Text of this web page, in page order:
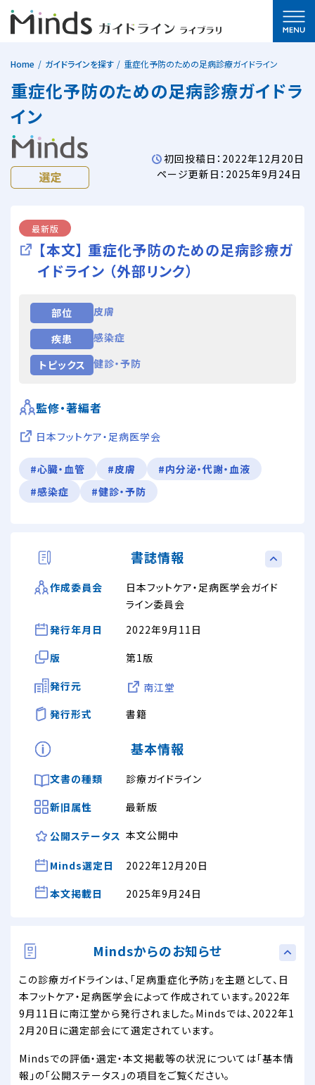
Home ガイドラインを探す 重症化予防のための足病診療ガイドライン
重症化予防のための足病診療ガイドラ
イン
初回投稿日：2022年12月20日
ページ更新日：2025年9月24日
最新版
【本文】 重症化予防のための足病診療ガ
イドライン （外部リンク）
部位
皮膚
疾患
感染症
トピックス
健診・予防
監修・著編者
日本フットケア・足病医学会
#心臓・血管 #皮膚
#内分泌・代謝・血液
#感染症
#健診・予防
書誌情報
作成委員会
日本フットケア・足病医学会ガイド
ライン委員会
発行年月日
2022年9月11日
版
第1版
発行元
南江堂
発行形式
書籍
基本情報
文書の種類
診療ガイドライン
新旧属性
最新版
公開ステータス 本文公開中
Minds選定日
2022年12月20日
本文掲載日
2025年9月24日
Mindsからのお知らせ
この診療ガイドラインは、「足病重症化予防」を主題として、日
本フットケア・足病医学会によって作成されています。2022年
9月11日に南江堂から発行されました。Mindsでは、2022年1
2月20日に選定部会にて選定されています。
Mindsでの評価・選定・本文掲載等の状況については「基本情
報」の「公開ステータス」の項目をご覧ください。